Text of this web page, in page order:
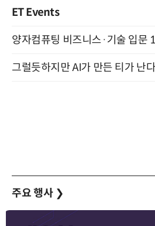
ET Events
주요 행사 ❯